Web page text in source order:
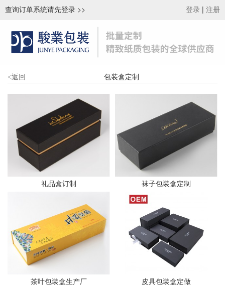
查询订单系统请先登录 >> 登录 | 注册
<返回 包装盒定制
礼品盒订制 袜子包装盒定制
茶叶包装盒生产厂 皮具包装盒定做